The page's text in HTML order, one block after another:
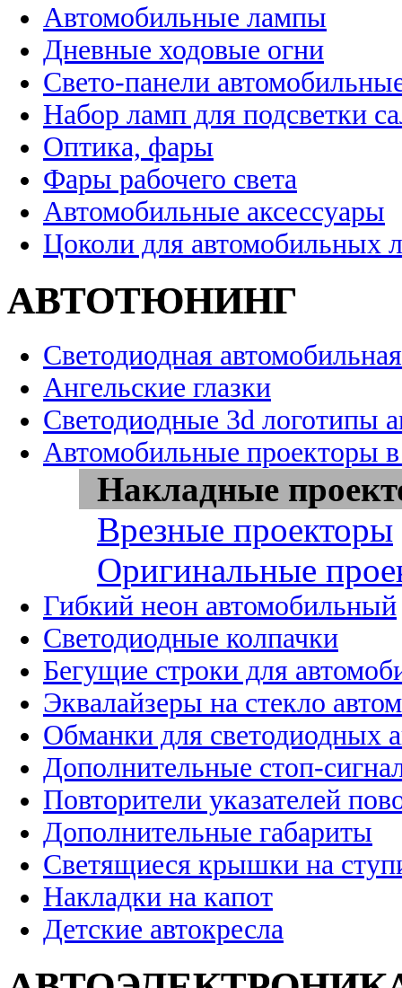
Автомобильные лампы
Дневные ходовые огни
Свето-панели
Набор ламп для подсветки
Оптика, фары
Фары рабочего света
Автомобильные аксессуары
Цоколи для автомобильных
АВТОТЮНИНГ
Светодиодная
Ангельские глазки
Светодиодные 3d логотипы
Автомобильные проекторы
Накладные
Врезные проекторы
Оригинальные
Гибкий неон автомобильный
Светодиодные колпачки
Бегущие строки для
Эквалайзеры на стекло
Обманки для светодиодных
Дополнительные стоп-
Повторители указателей
Дополнительные габариты
Светящиеся крышки на
Накладки на капот
Детские автокресла